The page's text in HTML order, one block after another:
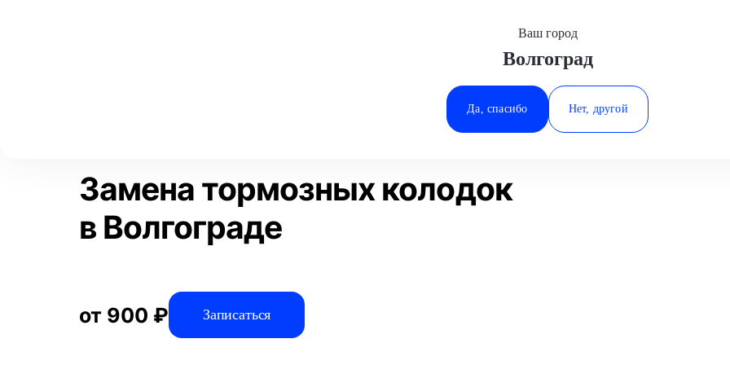
Минеральные Воды
Ростов-на-Дону
Ставрополь
Ваш город
Волгоград
Да, спасибо Нет, другой
Замена тормозных колодок
Статьи
Замена тормозных колодок
в Волгограде
от 900 ₽ Записаться